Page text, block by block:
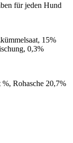
für jeden Hund
15%
0,3%
Rohasche 20,7%